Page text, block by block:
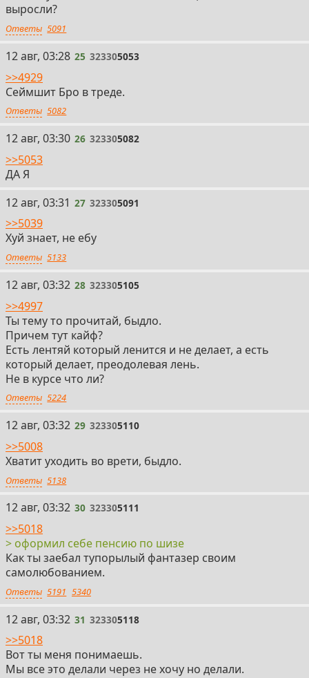
выросли?
Ответы 5091
25
12 авг, 03:28 25 323305053
>>4929
Сеймшит Бро в треде.
Ответы 5082
26
12 авг, 03:30 26 323305082
>>5053
ДА Я
27
12 авг, 03:31 27 323305091
>>5039
Хуй знает, не ебу
Ответы 5133
28
12 авг, 03:32 28 323305105
>>4997
Ты тему то прочитай, быдло.
Причем тут кайф?
Есть лентяй который ленится и не делает, а есть
который делает, преодолевая лень.
Не в курсе что ли?
Ответы 5224
29
12 авг, 03:32 29 323305110
>>5008
Хватит уходить во врети, быдло.
Ответы 5138
30
12 авг, 03:32 30 323305111
>>5018
> оформил себе пенсию по шизе
Как ты заебал тупорылый фантазер своим
самолюбованием.
Ответы 5191 5340
31
12 авг, 03:32 31 323305118
>>5018
Вот ты меня понимаешь.
Мы все это делали через не хочу но делали.